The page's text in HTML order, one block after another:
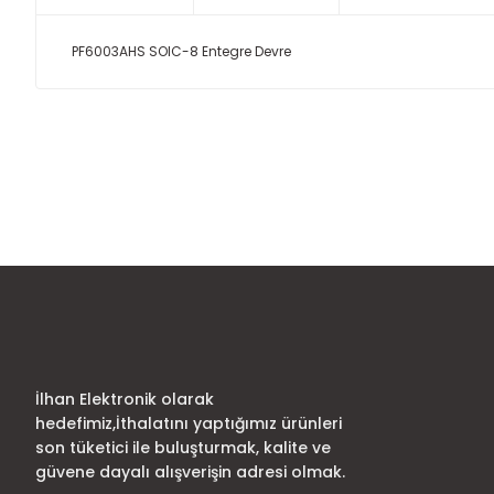
PF6003AHS SOIC-8 Entegre Devre
Ürün bilgilerinde hatalar bulunuyor.
İlhan Elektronik olarak
hedefimiz,İthalatını yaptığımız ürünleri
son tüketici ile buluşturmak, kalite ve
güvene dayalı alışverişin adresi olmak.